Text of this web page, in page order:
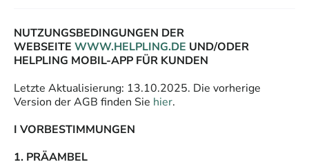
NUTZUNGSBEDINGUNGEN DER
WEBSEITE WWW.HELPLING.DE UND/ODER
HELPLING MOBIL-APP FÜR KUNDEN
Letzte Aktualisierung: 13.10.2025. Die vorherige
Version der AGB finden Sie hier.
I VORBESTIMMUNGEN
1. PRÄAMBEL